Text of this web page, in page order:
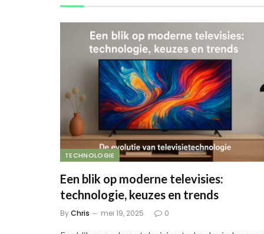
TECHNOLOGIE
Een blik op moderne televisies:
technologie, keuzes en trends
ByChris mei 19, 2025 0